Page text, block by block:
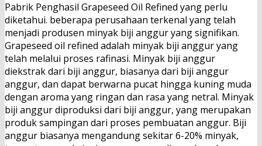
Pabrik Penghasil Grapeseed Oil Refined yang perlu
diketahui. beberapa perusahaan terkenal yang telah
menjadi produsen minyak biji anggur yang signifikan.
Grapeseed oil refined adalah minyak biji anggur yang
telah melalui proses rafinasi. Minyak biji anggur
diekstrak dari biji anggur, biasanya dari biji anggur
anggur, dan dapat berwarna pucat hingga kuning muda
dengan aroma yang ringan dan rasa yang netral. Minyak
biji anggur diproduksi dari biji anggur, yang merupakan
produk sampingan dari proses pembuatan anggur. Biji
anggur biasanya mengandung sekitar 6-20% minyak,